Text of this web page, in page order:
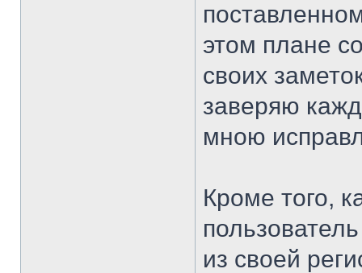
этом плане
своих
заверяю
мною
Кроме того,
из своей